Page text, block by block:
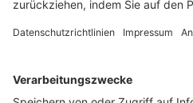
FOLGE DEM BFV